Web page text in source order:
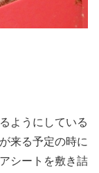
ようにしている
来る予定の時に
シートを敷き詰